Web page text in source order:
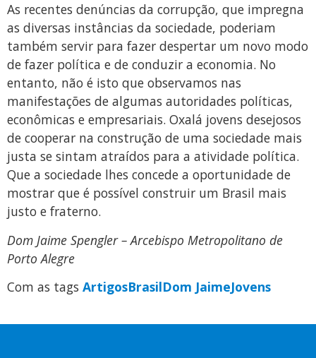
As recentes denúncias da corrupção, que impregna
as diversas instâncias da sociedade, poderiam
também servir para fazer despertar um novo modo
de fazer política e de conduzir a economia. No
entanto, não é isto que observamos nas
manifestações de algumas autoridades políticas,
econômicas e empresariais. Oxalá jovens desejosos
de cooperar na construção de uma sociedade mais
justa se sintam atraídos para a atividade política.
Que a sociedade lhes concede a oportunidade de
mostrar que é possível construir um Brasil mais
justo e fraterno.
Dom Jaime Spengler – Arcebispo Metropolitano de
Porto Alegre
Com as tags ArtigosBrasilDom JaimeJovens